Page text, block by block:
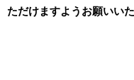
ただけますようお願いいた